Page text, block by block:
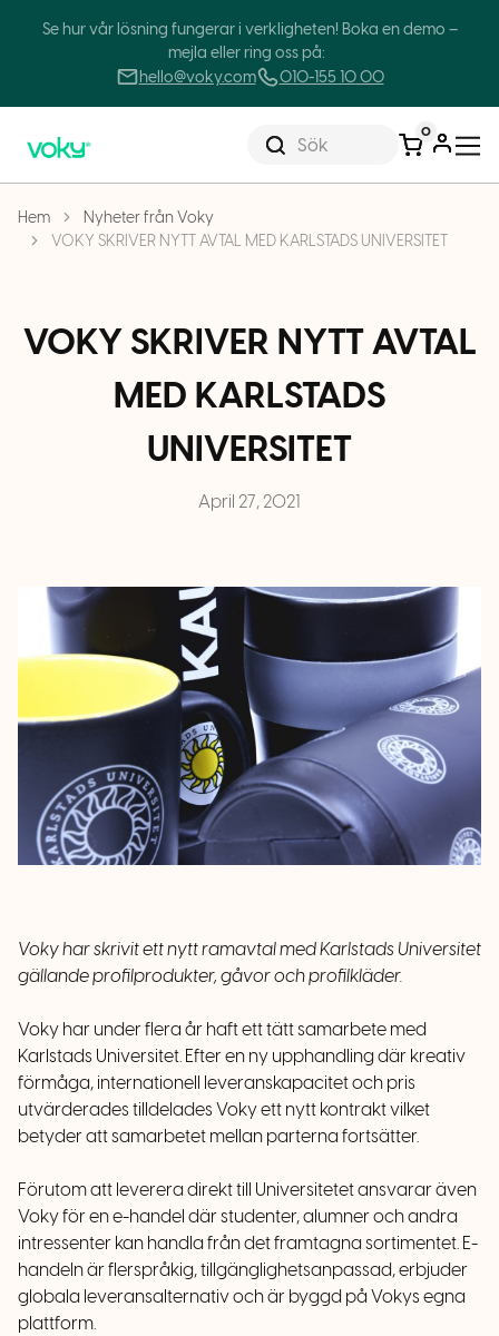
Se hur vår lösning fungerar i verkligheten! Boka en demo –
mejla eller ring oss på:
hello@voky.com
010-155 10 00
Sök
0
Hem
Nyheter från Voky
VOKY SKRIVER NYTT AVTAL MED KARLSTADS UNIVERSITET
VOKY SKRIVER NYTT AVTAL
MED KARLSTADS
UNIVERSITET
April 27, 2021
Voky har skrivit ett nytt ramavtal med Karlstads Universitet
gällande profilprodukter, gåvor och profilkläder.
Voky har under flera år haft ett tätt samarbete med
Karlstads Universitet. Efter en ny upphandling där kreativ
förmåga, internationell leveranskapacitet och pris
utvärderades tilldelades Voky ett nytt kontrakt vilket
betyder att samarbetet mellan parterna fortsätter.
Förutom att leverera direkt till Universitetet ansvarar även
Voky för en e-handel där studenter, alumner och andra
intressenter kan handla från det framtagna sortimentet. E-
handeln är flerspråkig, tillgänglighetsanpassad, erbjuder
globala leveransalternativ och är byggd på Vokys egna
plattform.